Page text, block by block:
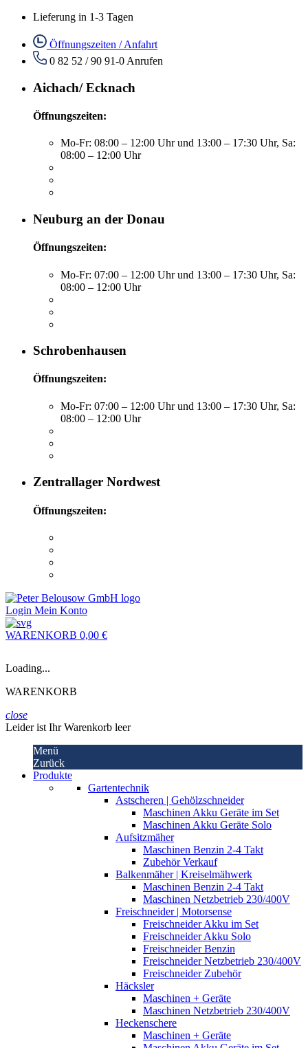
Lieferung in 1-3 Tagen
Öffnungszeiten / Anfahrt
0 82 52 / 90 91-0 Anrufen
Aichach/ Ecknach
Öffnungszeiten:
Mo-Fr: 08:00 – 12:00 Uhr und 13:00 – 17:30 Uhr, Sa:
08:00 – 12:00 Uhr
Neuburg an der Donau
Öffnungszeiten:
Mo-Fr: 07:00 – 12:00 Uhr und 13:00 – 17:30 Uhr, Sa:
08:00 – 12:00 Uhr
Schrobenhausen
Öffnungszeiten:
Mo-Fr: 07:00 – 12:00 Uhr und 13:00 – 17:30 Uhr, Sa:
08:00 – 12:00 Uhr
Zentrallager Nordwest
Öffnungszeiten:
Login Mein Konto
WARENKORB 0,00 €
Loading...
WARENKORB
close
Leider ist Ihr Warenkorb leer
Menü
Zurück
Produkte
Gartentechnik
Astscheren | Gehölzschneider
Maschinen Akku Geräte im Set
Maschinen Akku Geräte Solo
Aufsitzmäher
Maschinen Benzin 2-4 Takt
Zubehör Verkauf
Balkenmäher | Kreiselmähwerk
Maschinen Benzin 2-4 Takt
Maschinen Netzbetrieb 230/400V
Freischneider | Motorsense
Freischneider Akku im Set
Freischneider Akku Solo
Freischneider Benzin
Freischneider Netzbetrieb 230/400V
Freischneider Zubehör
Häcksler
Maschinen + Geräte
Maschinen Netzbetrieb 230/400V
Heckenschere
Maschinen + Geräte